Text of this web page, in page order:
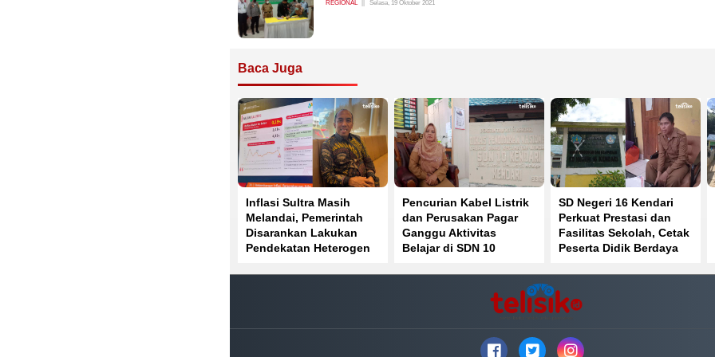
REGIONAL Selasa, 19 Oktober 2021
Baca Juga
Inflasi Sultra Masih
Melandai, Pemerintah
Disarankan Lakukan
Pendekatan Heterogen
Pencurian Kabel Listrik
dan Perusakan Pagar
Ganggu Aktivitas
Belajar di SDN 10
SD Negeri 16 Kendari
Perkuat Prestasi dan
Fasilitas Sekolah, Cetak
Peserta Didik Berdaya